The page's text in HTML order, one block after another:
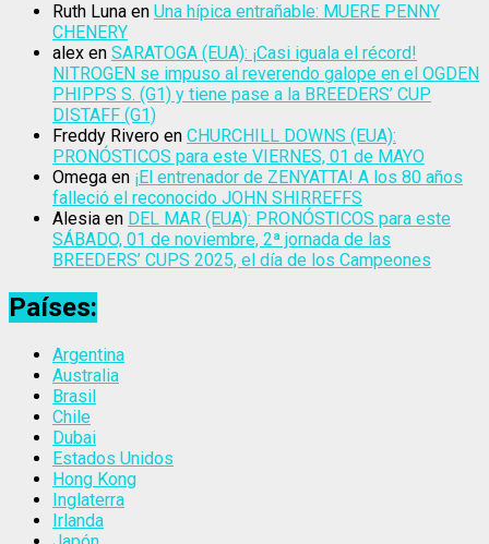
Ruth Luna en Una hípica entrañable: MUERE PENNY
CHENERY
alex en SARATOGA (EUA): ¡Casi iguala el récord!
NITROGEN se impuso al reverendo galope en el OGDEN
PHIPPS S. (G1) y tiene pase a la BREEDERS’ CUP
DISTAFF (G1)
Freddy Rivero en CHURCHILL DOWNS (EUA):
PRONÓSTICOS para este VIERNES, 01 de MAYO
Omega en ¡El entrenador de ZENYATTA! A los 80 años
falleció el reconocido JOHN SHIRREFFS
Alesia en DEL MAR (EUA): PRONÓSTICOS para este
SÁBADO, 01 de noviembre, 2ª jornada de las
BREEDERS’ CUPS 2025, el día de los Campeones
Países:
Argentina
Australia
Brasil
Chile
Dubai
Estados Unidos
Hong Kong
Inglaterra
Irlanda